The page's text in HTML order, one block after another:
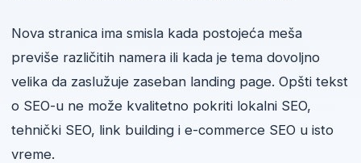
Nova stranica ima smisla kada postojeća meša
previše različitih namera ili kada je tema dovoljno
velika da zaslužuje zaseban landing page. Opšti tekst
o SEO-u ne može kvalitetno pokriti lokalni SEO,
tehnički SEO, link building i e-commerce SEO u isto
vreme.